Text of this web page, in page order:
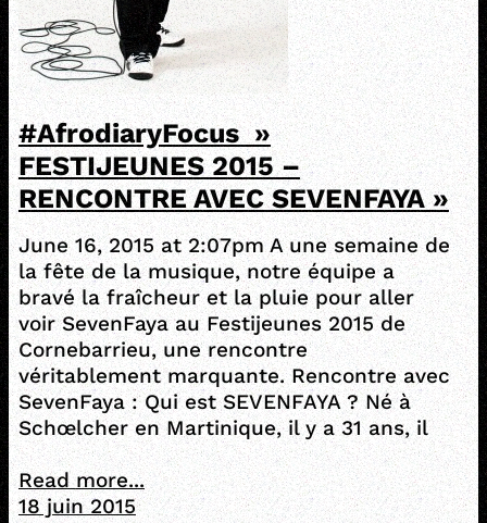
#AfrodiaryFocus »
FESTIJEUNES 2015 –
RENCONTRE AVEC SEVENFAYA »
June 16, 2015 at 2:07pm A une semaine de
la fête de la musique, notre équipe a
bravé la fraîcheur et la pluie pour aller
voir SevenFaya au Festijeunes 2015 de
Cornebarrieu, une rencontre
véritablement marquante. Rencontre avec
SevenFaya : Qui est SEVENFAYA ? Né à
Schœlcher en Martinique, il y a 31 ans, il
Read more...
18 juin 2015